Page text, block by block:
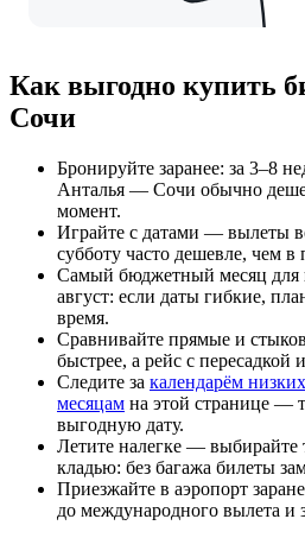
Как выгодно купить
Сочи
Бронируйте заранее: за 3–8
Анталья — Сочи обычно
момент.
Играйте с датами — вылеты
субботу часто дешевле, чем в
Самый бюджетный месяц
август: если даты гибкие,
время.
Сравнивайте прямые и
быстрее, а рейс с
Следите за календарём
месяцам на этой странице —
выгодную дату.
Летите налегке — выбирайте
кладью: без багажа билеты
Приезжайте в аэропорт
до международного вылета и